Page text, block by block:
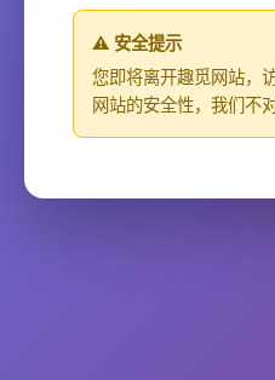
⚠️ 安全提示
您即将离开趣觅网站，
网站的安全性，我们不